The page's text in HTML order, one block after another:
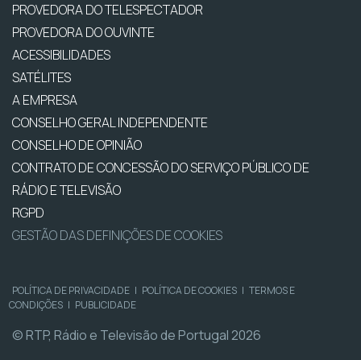
PROVEDORA DO TELESPECTADOR
PROVEDORA DO OUVINTE
ACESSIBILIDADES
SATÉLITES
A EMPRESA
CONSELHO GERAL INDEPENDENTE
CONSELHO DE OPINIÃO
CONTRATO DE CONCESSÃO DO SERVIÇO PÚBLICO DE
RÁDIO E TELEVISÃO
RGPD
GESTÃO DAS DEFINIÇÕES DE COOKIES
POLÍTICA DE PRIVACIDADE | POLÍTICA DE COOKIES | TERMOS E
CONDIÇÕES | PUBLICIDADE
© RTP, Rádio e Televisão de Portugal 2026